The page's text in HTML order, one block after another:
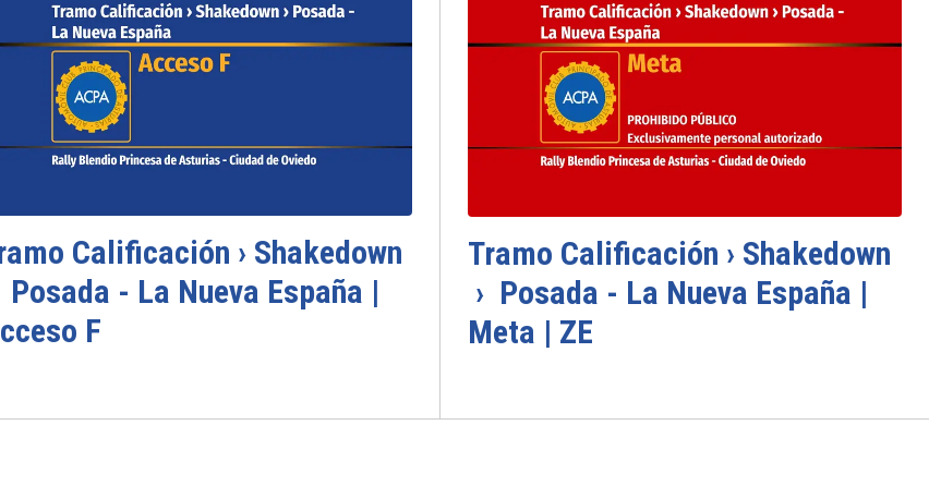
Calificación › Shakedown
Posada - La Nueva España |
F
Tramo Calificación › Shakedown
› Posada - La Nueva España |
Meta | ZE